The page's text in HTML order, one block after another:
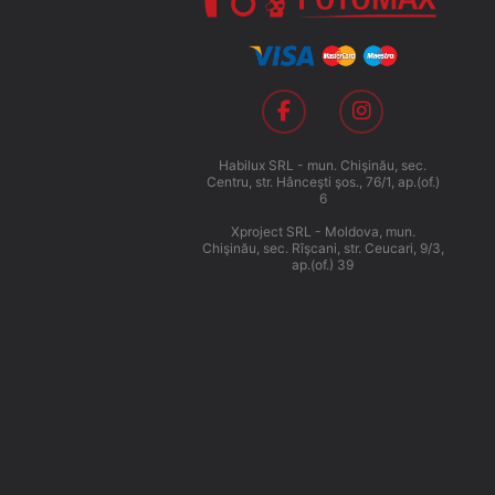
Habilux SRL - mun. Chişinău, sec.
Centru, str. Hânceşti şos., 76/1, ap.(of.)
6
Xproject SRL - Moldova, mun.
Chişinău, sec. Rîşcani, str. Ceucari, 9/3,
ap.(of.) 39